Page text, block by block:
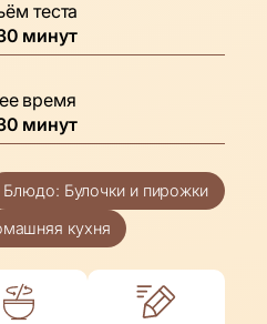
теста
минуты
минут
время
минуты
минут
Блюдо: Булочки и пирожки
кухня